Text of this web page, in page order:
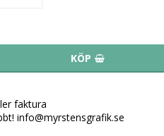
KÖP
faktura
info@myrstensgrafik.se